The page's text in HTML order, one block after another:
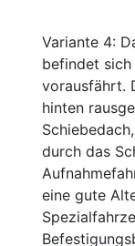
Variante 4:
befindet sich
vorausfährt.
hinten
durch das
eine gute